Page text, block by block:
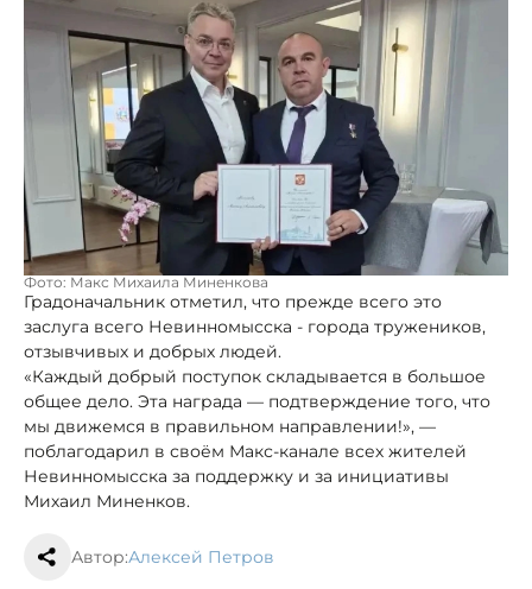
Фото: Макс Михаила Миненкова
Градоначальник отметил, что прежде всего это
заслуга всего Невинномысска - города тружеников,
отзывчивых и добрых людей.
«Каждый добрый поступок складывается в большое
общее дело. Эта награда — подтверждение того, что
мы движемся в правильном направлении!», —
поблагодарил в своём Макс-канале всех жителей
Невинномысска за поддержку и за инициативы
Михаил Миненков.
Автор:Алексей Петров